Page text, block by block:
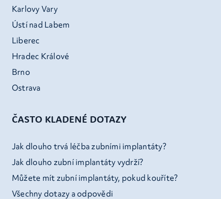
Karlovy Vary
Ústí nad Labem
Liberec
Hradec Králové
Brno
Ostrava
ČASTO KLADENÉ DOTAZY
Jak dlouho trvá léčba zubními implantáty?
Jak dlouho zubní implantáty vydrží?
Můžete mít zubní implantáty, pokud kouříte?
Všechny dotazy a odpovědi